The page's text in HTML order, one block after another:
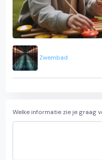
Zwembad
Welke informatie zie je graag